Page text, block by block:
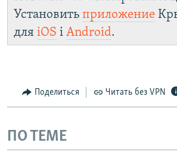
Установить приложение
для iOS і Android.
Поделиться Читать без VPN
ПО ТЕМЕ